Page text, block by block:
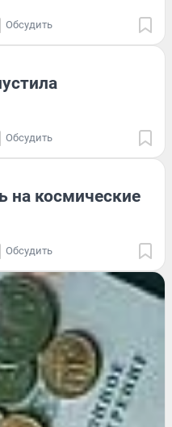
Обсудить
Обсудить
на космические
Обсудить